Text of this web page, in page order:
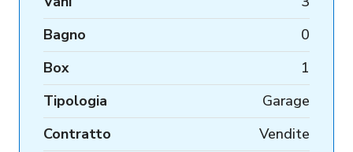
Bagno
0
Box
1
Tipologia
Garage
Contratto
Vendite